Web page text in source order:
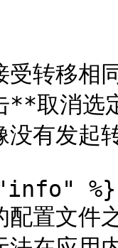
受转移
**取消选
没有发起
%}
配置文件